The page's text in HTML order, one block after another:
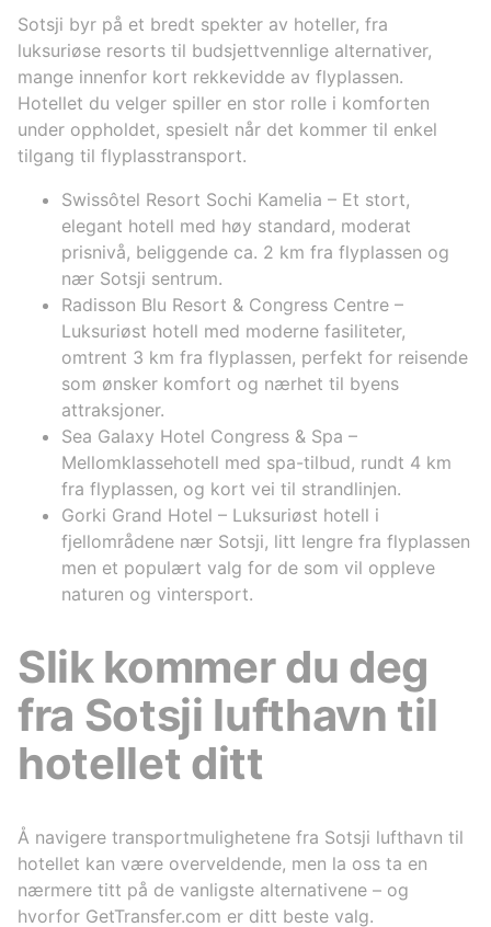
Sotsji byr på et bredt spekter av hoteller, fra
luksuriøse resorts til budsjettvennlige alternativer,
mange innenfor kort rekkevidde av flyplassen.
Hotellet du velger spiller en stor rolle i komforten
under oppholdet, spesielt når det kommer til enkel
tilgang til flyplasstransport.
Swissôtel Resort Sochi Kamelia – Et stort,
elegant hotell med høy standard, moderat
prisnivå, beliggende ca. 2 km fra flyplassen og
nær Sotsji sentrum.
Radisson Blu Resort & Congress Centre –
Luksuriøst hotell med moderne fasiliteter,
omtrent 3 km fra flyplassen, perfekt for reisende
som ønsker komfort og nærhet til byens
attraksjoner.
Sea Galaxy Hotel Congress & Spa –
Mellomklassehotell med spa-tilbud, rundt 4 km
fra flyplassen, og kort vei til strandlinjen.
Gorki Grand Hotel – Luksuriøst hotell i
fjellområdene nær Sotsji, litt lengre fra flyplassen
men et populært valg for de som vil oppleve
naturen og vintersport.
Slik kommer du deg
fra Sotsji lufthavn til
hotellet ditt
Å navigere transportmulighetene fra Sotsji lufthavn til
hotellet kan være overveldende, men la oss ta en
nærmere titt på de vanligste alternativene – og
hvorfor GetTransfer.com er ditt beste valg.